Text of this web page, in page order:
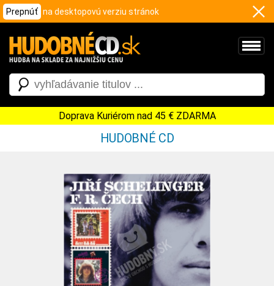
Prepnúť na desktopovú verziu stránok
Doprava Kuriérom nad 45 € ZDARMA
HUDOBNÉ CD